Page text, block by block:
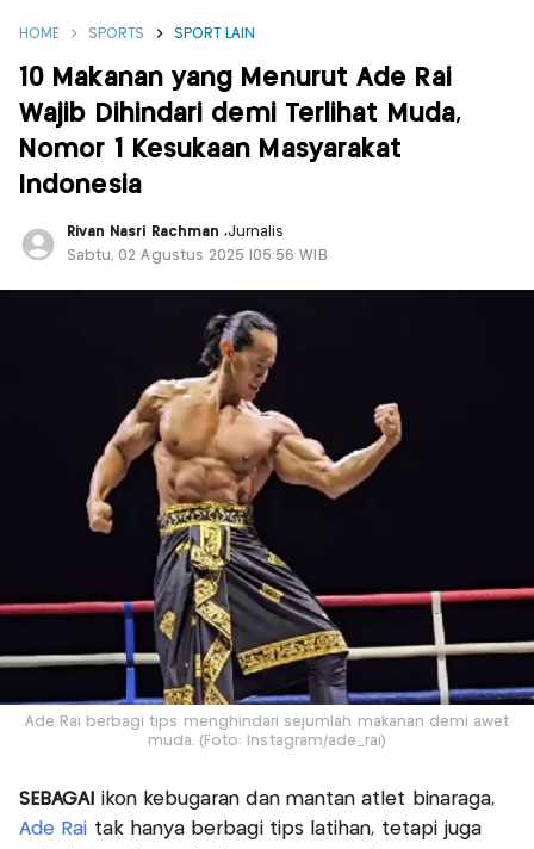
HOME SPORTS SPORT LAIN
10 Makanan yang Menurut Ade Rai
Wajib Dihindari demi Terlihat Muda,
Nomor 1 Kesukaan Masyarakat
Indonesia
Rivan Nasri Rachman ,Jurnalis
Sabtu, 02 Agustus 2025 |05:56 WIB
Ade Rai berbagi tips menghindari sejumlah makanan demi awet
muda. (Foto: Instagram/ade_rai)
SEBAGAI ikon kebugaran dan mantan atlet binaraga,
Ade Rai tak hanya berbagi tips latihan, tetapi juga